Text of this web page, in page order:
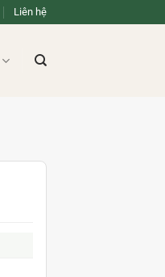
Liên hệ